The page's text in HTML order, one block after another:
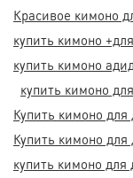
Красивое кимоно
купить кимоно
купить кимоно
купить кимоно
Купить кимоно
Купить кимоно
купить кимоно